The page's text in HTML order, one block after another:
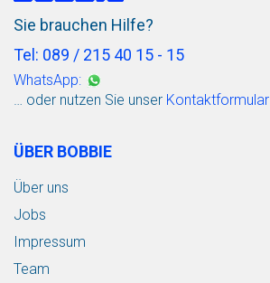
Sie brauchen Hilfe?
Tel: 089 / 215 40 15 - 15
WhatsApp:
… oder nutzen Sie unser Kontaktformular
ÜBER BOBBIE
Über uns
Jobs
Impressum
Team